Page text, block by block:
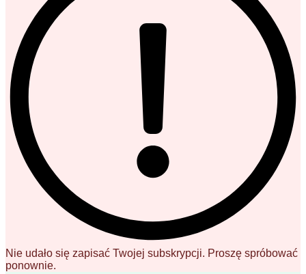
Nie udało się zapisać Twojej subskrypcji. Proszę spróbować
ponownie.